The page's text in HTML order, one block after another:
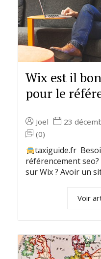
Wix est il
pour le
Joel 23
(0)
taxiguide.fr
référencement
sur Wix ? Avoir un
Voir